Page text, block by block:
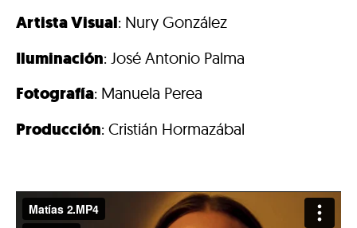
Artista Visual: Nury González
Iluminación: José Antonio Palma
Fotografía: Manuela Perea
Producción: Cristián Hormazábal